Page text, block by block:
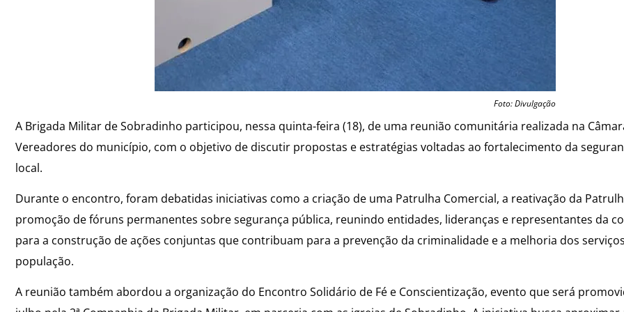
Foto: Divulgação
A Brigada Militar de Sobradinho participou, nessa quinta-feira (18), de uma reunião comunitária realizada na
Vereadores do município, com o objetivo de discutir propostas e estratégias voltadas ao fortalecimento da
local.
Durante o encontro, foram debatidas iniciativas como a criação de uma Patrulha Comercial, a reativação da
promoção de fóruns permanentes sobre segurança pública, reunindo entidades, lideranças e representantes da
para a construção de ações conjuntas que contribuam para a prevenção da criminalidade e a melhoria dos
população.
A reunião também abordou a organização do Encontro Solidário de Fé e Conscientização, evento que será